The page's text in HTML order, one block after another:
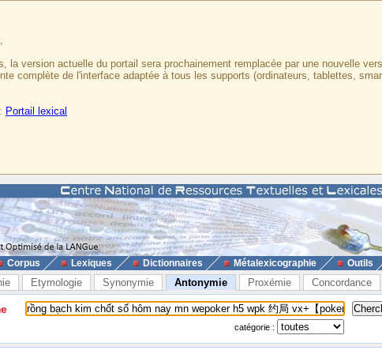
la version actuelle du portail sera prochainement remplacée par une nouvelle
complète de l'interface adaptée à tous les supports (ordinateurs, tablettes,
Portail lexical
Corpus Lexiques Dictionnaires Métalexicographie Outils
Etymologie Synonymie Antonymie Proxémie Concordance
catégorie :